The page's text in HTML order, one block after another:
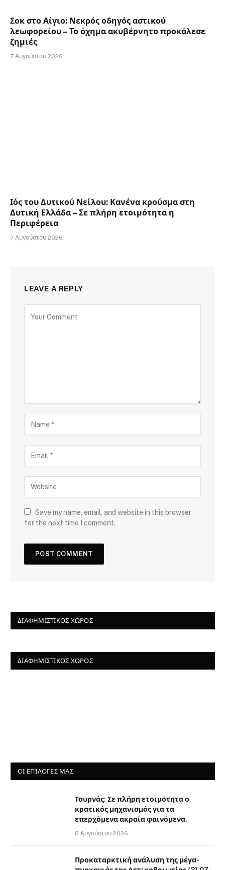
Σοκ στο Αίγιο: Νεκρός οδηγός αστικού
λεωφορείου – Το όχημα ακυβέρνητο προκάλεσε
ζημιές
7 Αυγούστου 2026
Ιός του Δυτικού Νείλου: Κανένα κρούσμα στη
Δυτική Ελλάδα – Σε πλήρη ετοιμότητα η
Περιφέρεια
7 Αυγούστου 2026
LEAVE A REPLY
Save my name, email, and website in this browser
for the next time I comment.
ΔΙΑΦΗΜΙΣΤΙΚΌΣ ΧΏΡΟΣ
ΔΙΑΦΗΜΙΣΤΙΚΌΣ ΧΏΡΟΣ
ΟΙ ΕΠΙΛΟΓΈΣ ΜΑΣ
Τουρνάς: Σε πλήρη ετοιμότητα ο
κρατικός μηχανισμός για τα
επερχόμενα ακραία φαινόμενα.
8 Αυγούστου 2026
Προκαταρκτική ανάλυση της μέγα-